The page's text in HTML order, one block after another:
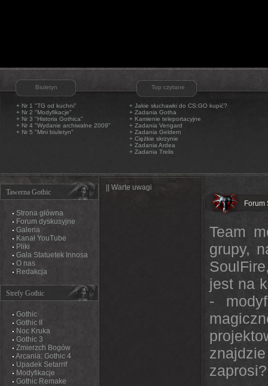
Biuletyn Top czytane
+ Nr 1 "TG od kuchni"
+ Nr 2 "Modyfikacje"
+ Nr 3 "Historia Gothica"
+ Nr 4 "Wydanie archiwalne 2009"
+ Nr 5 "Mini biuletyn"
+ Jakie słuchawki do CS:GO kupić?
+ Zadania Gotha
+ Kamienie teleportacyjne
+ Zadania Vengard
+ Zadania Geldern
+ Ciężkie skrzynie
+ Zadania Ardea
+ Zadania Trelis
Tawerna Gothic
Strona główna
Forum dyskusyjne
Galeria
Kanał YouTube
Pliki
Gala Statuetek Innosa
O nas
Redakcja
Strefy Gothic
Gothic
Gothic II
Noc Kruka
Gothic 3
Zmierzch Bogów
Arcania: Gothic 4
Upadek Setarrif
Modyfikacje
Gothic Remake
|| Warte uwagi
Forum
Team
grupy,
jest na
-